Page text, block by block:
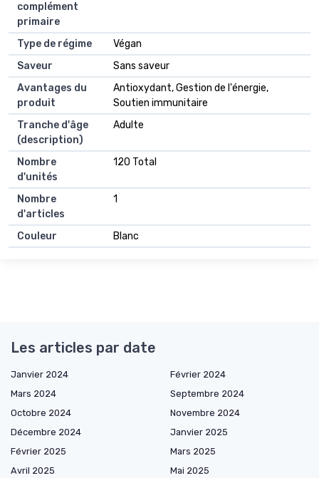
complément
primaire
Type de régime
Végan
Saveur
Sans saveur
Avantages du
produit
Antioxydant, Gestion de l'énergie,
Soutien immunitaire
Tranche d'âge
(description)
Adulte
Nombre
d'unités
120 Total
Nombre
d'articles
1
Couleur Blanc
Les articles par date
Janvier 2024
Février 2024
Mars 2024
Septembre 2024
Octobre 2024
Novembre 2024
Décembre 2024
Janvier 2025
Février 2025
Mars 2025
Avril 2025
Mai 2025